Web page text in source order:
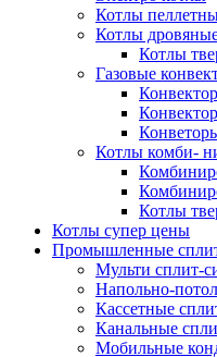
Котлы
Котлы
Котлы
Газовые
Котлы комби-
Котлы
Котлы супер цены
Промышленные
Мульти сплит-
Напольно-
Кассетные
Канальные
Мобильные